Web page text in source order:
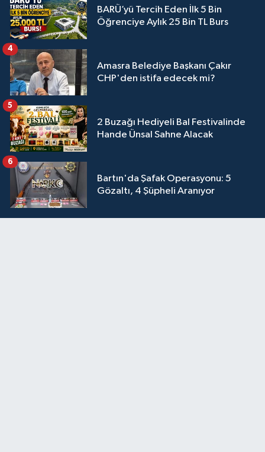
BARÜ’yü Tercih Eden İlk 5 Bin
Öğrenciye Aylık 25 Bin TL Burs
Amasra Belediye Başkanı Çakır
CHP'den istifa edecek mi?
4
2 Buzağı Hediyeli Bal Festivalinde
Hande Ünsal Sahne Alacak
5
Bartın'da Şafak Operasyonu: 5
Gözaltı, 4 Şüpheli Aranıyor
6